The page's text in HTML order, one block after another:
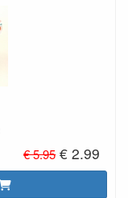
€ 5.95 € 2.99